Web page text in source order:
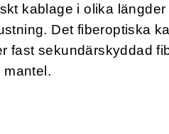
kablage i olika
Det fiberoptiska
fast sekundärskyddad
mantel.